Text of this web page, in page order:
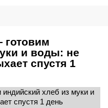
и воды: не
спустя 1